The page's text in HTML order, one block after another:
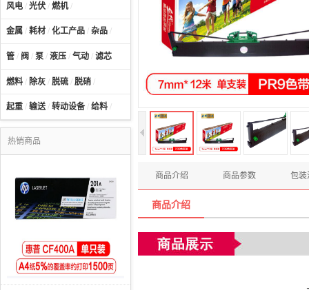
风电 / 光伏 / 燃机/
金属 / 耗材 / 化工产品 / 杂品 /
管 / 阀 / 泵 / 液压 / 气动 / 滤芯
燃料 / 除灰 / 脱硫 / 脱硝 /
起重 / 输送/ 转动设备 / 给料 /
热销商品
商品介绍 商品参数 包装
商品介绍